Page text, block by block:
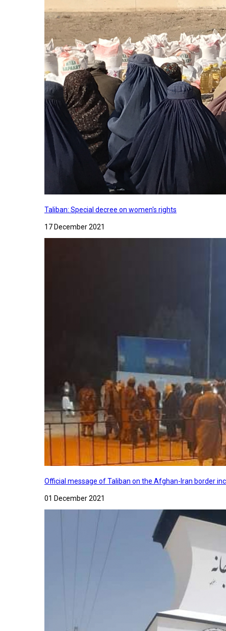
Taliban: Special decree on women's rights
17 December 2021
Official message of Taliban on the Afghan-Iran border
01 December 2021